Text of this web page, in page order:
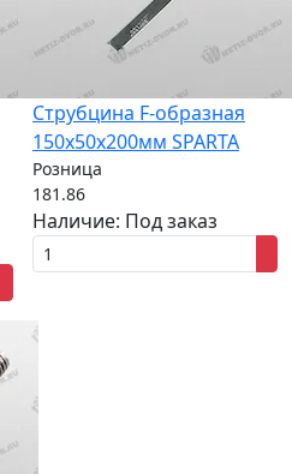
Струбцина F-образная
150х50х200мм SPARTA
Розница
181.86
Наличие: Под заказ